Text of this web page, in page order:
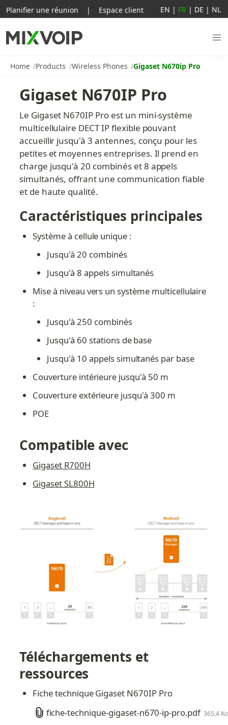
Home Products Wireless Phones Gigaset N670ip Pro
Gigaset N670IP Pro
Le Gigaset N670IP Pro est un mini-système
multicellulaire DECT IP flexible pouvant
accueillir jusqu'à 3 antennes, conçu pour les
petites et moyennes entreprises. Il prend en
charge jusqu'à 20 combinés et 8 appels
simultanés, offrant une communication fiable
et de haute qualité.
Caractéristiques principales
Système à cellule unique :
Jusqu'à 20 combinés
Jusqu'à 8 appels simultanés
Mise à niveau vers un système multicellulaire
:
Jusqu'à 250 combinés
Jusqu'à 60 stations de base
Jusqu'à 10 appels simultanés par base
Couverture intérieure jusqu'à 50 m
Couverture extérieure jusqu'à 300 m
POE
Compatible avec
Gigaset R700H
Gigaset SL800H
Téléchargements et
ressources
Fiche technique Gigaset N670IP Pro
fiche-technique-gigaset-n670-ip-pro.pdf 365,4 Ko
Planifier une réunion | Espace client EN | FR | DE | NL